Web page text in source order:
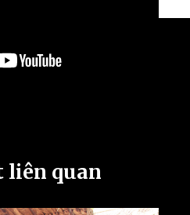
liên quan